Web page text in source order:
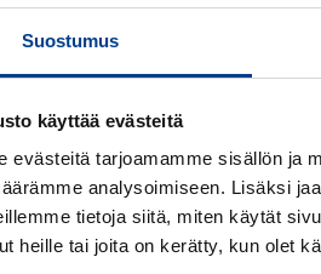
Suostumus
käyttää evästeitä
evästeitä tarjoamamme sisällön ja
analysoimiseen. Lisäksi
tietoja siitä, miten käytät
heille tai joita on kerätty, kun olet